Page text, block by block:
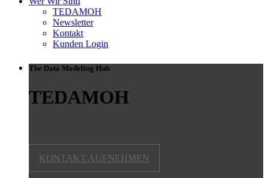
TEDAMOH
Newsletter
Kontakt
Kunden Login
The Data Modeling Hub
TEDAMOH
KONTAKT AUFNEHMEN